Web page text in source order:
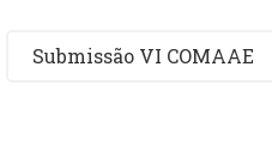
Submissão VI COMAAE